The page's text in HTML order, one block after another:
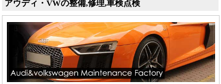
アウディ・VWの整備,修理,車検点検